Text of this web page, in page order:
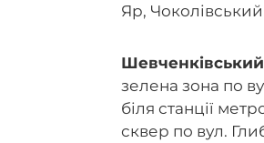
Яр,
зелена зона по
біля станції
сквер по вул.